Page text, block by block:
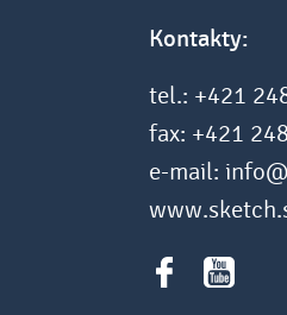
Kontakty:
tel.: +421
fax: +421
e-mail: